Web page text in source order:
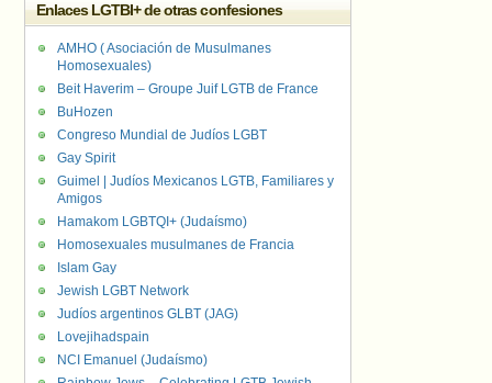
Enlaces LGTBI+ de otras confesiones
AMHO ( Asociación de Musulmanes
Homosexuales)
Beit Haverim – Groupe Juif LGTB de France
BuHozen
Congreso Mundial de Judíos LGBT
Gay Spirit
Guimel | Judíos Mexicanos LGTB, Familiares y
Amigos
Hamakom LGBTQI+ (Judaísmo)
Homosexuales musulmanes de Francia
Islam Gay
Jewish LGBT Network
Judíos argentinos GLBT (JAG)
Lovejihadspain
NCI Emanuel (Judaísmo)